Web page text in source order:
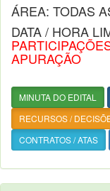
ÁREA: TODAS
DATA / HORA
APURAÇÃO
MINUTA DO EDITAL
RECURSOS /
CONTRATOS / ATAS